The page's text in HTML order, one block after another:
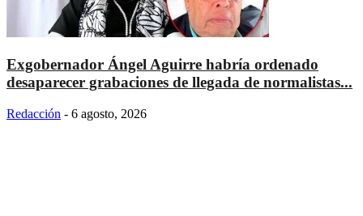
Exgobernador Ángel Aguirre habría ordenado
desaparecer grabaciones de llegada de normalistas...
Redacción - 6 agosto, 2026